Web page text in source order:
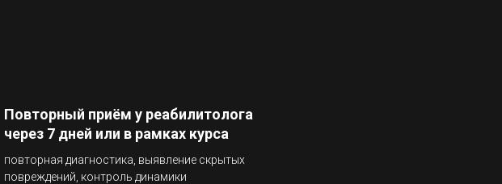
Повторный приём у реабилитолога
через 7 дней или в рамках курса
повторная диагностика, выявление скрытых
повреждений, контроль динамики